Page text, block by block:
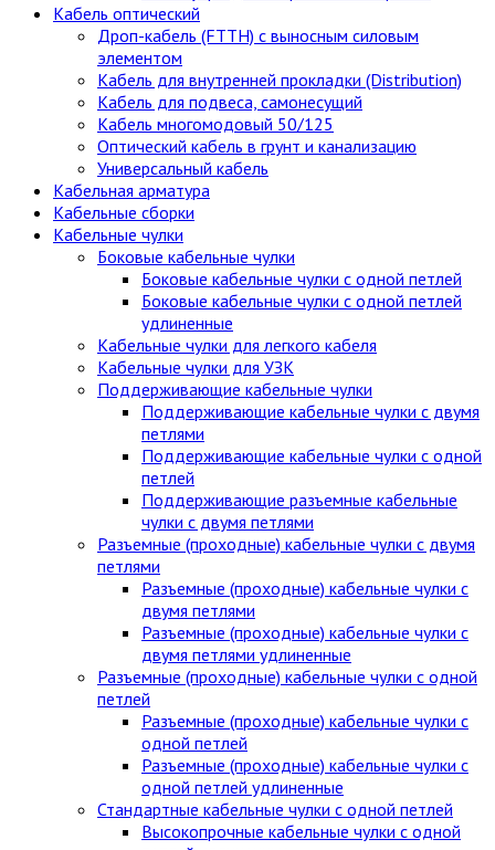
Кабель оптический
Дроп-кабель (FTTH) с выносным силовым
элементом
Кабель для внутренней прокладки (Distribution)
Кабель для подвеса, самонесущий
Кабель многомодовый 50/125
Оптический кабель в грунт и канализацию
Универсальный кабель
Кабельная арматура
Кабельные сборки
Кабельные чулки
Боковые кабельные чулки
Боковые кабельные чулки с одной петлей
Боковые кабельные чулки с одной петлей
удлиненные
Кабельные чулки для легкого кабеля
Кабельные чулки для УЗК
Поддерживающие кабельные чулки
Поддерживающие кабельные чулки с двумя
петлями
Поддерживающие кабельные чулки с одной
петлей
Поддерживающие разъемные кабельные
чулки с двумя петлями
Разъемные (проходные) кабельные чулки с двумя
петлями
Разъемные (проходные) кабельные чулки с
двумя петлями
Разъемные (проходные) кабельные чулки с
двумя петлями удлиненные
Разъемные (проходные) кабельные чулки с одной
петлей
Разъемные (проходные) кабельные чулки с
одной петлей
Разъемные (проходные) кабельные чулки с
одной петлей удлиненные
Стандартные кабельные чулки c одной петлей
Высокопрочные кабельные чулки с одной